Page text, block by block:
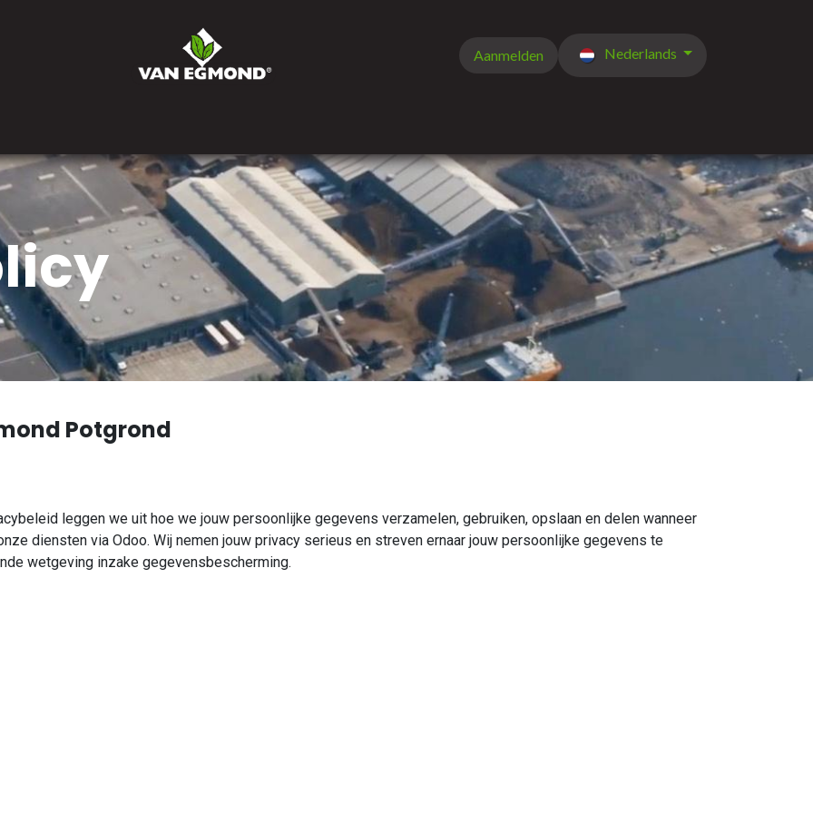
Aanmelden Nederlands
Potgrond
leggen we uit hoe we jouw persoonlijke gegevens verzamelen, gebruiken, opslaan en delen wanneer
diensten via Odoo. Wij nemen jouw privacy serieus en streven ernaar jouw persoonlijke gegevens te
wetgeving inzake gegevensbescherming.